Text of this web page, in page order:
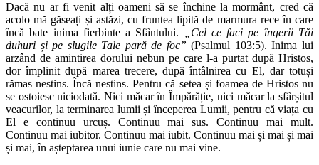
Dacă nu ar fi venit alți oameni să se închine la mormânt, cred că
acolo mă găseați și astăzi, cu fruntea lipită de marmura rece în care
încă bate inima fierbinte a Sfântului. „Cel ce faci pe îngerii Tăi
duhuri și pe slugile Tale pară de foc”(Psalmul 103:5). Inima lui
arzând de amintirea dorului nebun pe care l-a purtat după Hristos,
dor împlinit după marea trecere, după întâlnirea cu El, dar totuși
rămas nestins. Încă nestins. Pentru că setea și foamea de Hristos nu
se ostoiesc niciodată. Nici măcar în Împărăție, nici măcar la sfârșitul
veacurilor, la terminarea lumii și începerea Lumii, pentru că viața cu
El e continuu urcuș. Continuu mai sus. Continuu mai mult.
Continuu mai iubitor. Continuu mai iubit. Continuu mai și mai și mai
și mai, în așteptarea unui iunie care nu mai vine.